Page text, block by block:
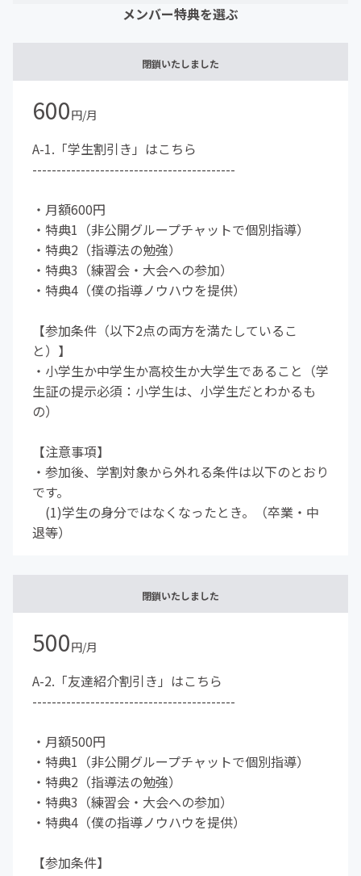
メンバー特典を選ぶ
閉鎖いたしました
600円/月
A-1.「学生割引き」はこちら
------------------------------------------
・月額600円
・特典1（非公開グループチャットで個別指導）
・特典2（指導法の勉強）
・特典3（練習会・大会への参加）
・特典4（僕の指導ノウハウを提供）
【参加条件（以下2点の両方を満たしているこ
と）】
・小学生か中学生か高校生か大学生であること（学
生証の提示必須：小学生は、小学生だとわかるも
の）
【注意事項】
・参加後、学割対象から外れる条件は以下のとおり
です。
(1)学生の身分ではなくなったとき。（卒業・中
退等）
閉鎖いたしました
500円/月
A-2.「友達紹介割引き」はこちら
------------------------------------------
・月額500円
・特典1（非公開グループチャットで個別指導）
・特典2（指導法の勉強）
・特典3（練習会・大会への参加）
・特典4（僕の指導ノウハウを提供）
【参加条件】